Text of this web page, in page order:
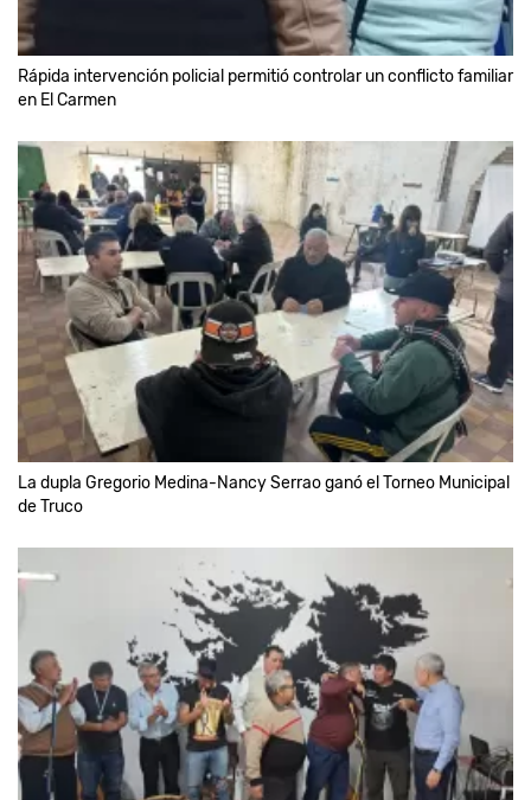
Rápida intervención policial permitió controlar un conflicto familiar
en El Carmen
La dupla Gregorio Medina-Nancy Serrao ganó el Torneo Municipal
de Truco